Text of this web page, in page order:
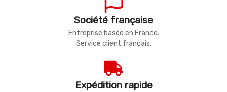
Société française
Entreprise basée en France.
Service client français.
Expédition rapide